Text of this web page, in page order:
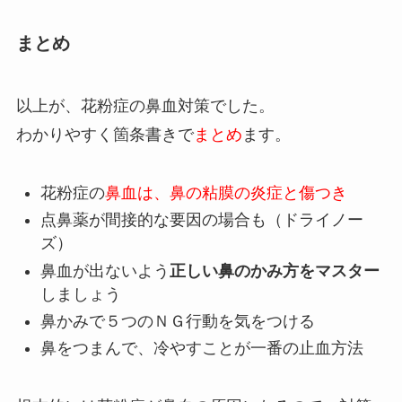
まとめ
以上が、花粉症の鼻血対策でした。
わかりやすく箇条書きでまとめ ます。
花粉症の鼻血は、鼻の粘膜の炎症と傷つき
点鼻薬が間接的な要因の場合も（ドライノー
ズ）
鼻血が出ないよう 正しい鼻のかみ方をマスター
しましょう
鼻かみで５つのＮＧ行動を気をつける
鼻をつまんで、冷やすことが一番の止血方法